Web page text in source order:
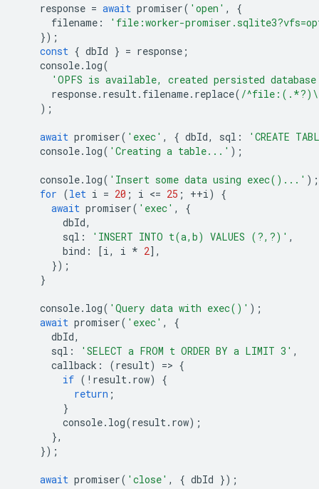
response = await promiser( 'open' ,
{
filename :
'file:worker-
});
const { dbId } = response ;
console. log(
'OPFS is available, created persisted
response. result. filename. replace( /
);
await promiser( 'exec' , { dbId, sql :
'CREATE
console. log( 'Creating a table...' );
console. log( 'Insert some data using exec()...' );
for (let i = 20 ; i <= 25 ; ++i)
{
await promiser( 'exec' ,
{
dbId,
sql : 'INSERT INTO t(a,b) VALUES (?,?)' ,
bind : [i, i * 2],
});
}
console. log( 'Query data with exec()' );
await promiser( 'exec' ,
{
dbId,
sql : 'SELECT a FROM t ORDER BY a LIMIT 3' ,
callback : (result) => {
if ( ! result. row)
{
return ;
}
console. log(result. row);
},
});
await promiser( 'close' , { dbId });